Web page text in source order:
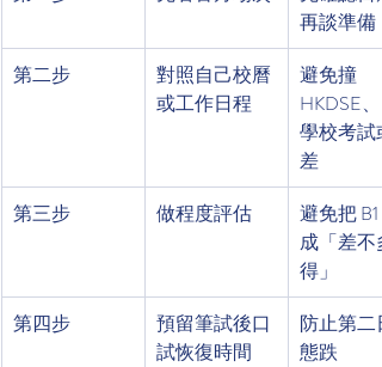
再談準備
第二步
對照自己校曆
或工作日程
避免撞
HKDSE、
學校考試
差
第三步
做程度評估
避免把 B1
成「差不
得」
第四步
預留筆試後口
試恢復時間
防止第二
態跌